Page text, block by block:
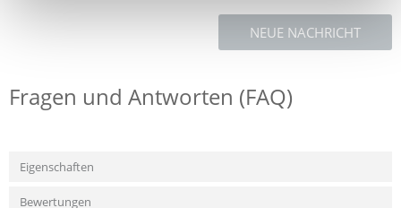
NEUE NACHRICHT
Fragen und Antworten (FAQ)
Eigenschaften
Bewertungen